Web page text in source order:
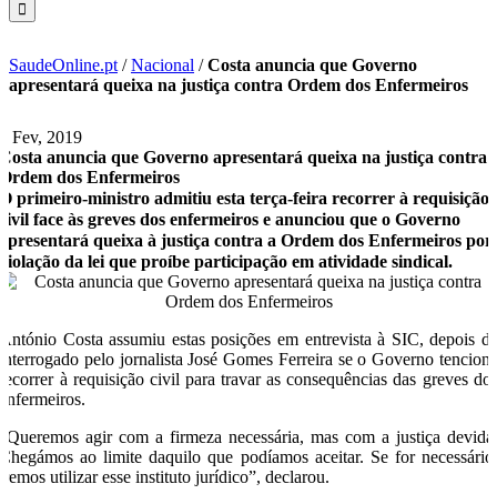
SaudeOnline.pt /Nacional /Costa anuncia que Governo
apresentará queixa na justiça contra Ordem dos Enfermeiros
6 Fev, 2019
Costa anuncia que Governo apresentará queixa na justiça contra
Ordem dos Enfermeiros
O primeiro-ministro admitiu esta terça-feira recorrer à requisição
civil face às greves dos enfermeiros e anunciou que o Governo
apresentará queixa à justiça contra a Ordem dos Enfermeiros por
violação da lei que proíbe participação em atividade sindical.
António Costa assumiu estas posições em entrevista à SIC, depois de
interrogado pelo jornalista José Gomes Ferreira se o Governo tenciona
recorrer à requisição civil para travar as consequências das greves dos
enfermeiros.
“Queremos agir com a firmeza necessária, mas com a justiça devida.
Chegámos ao limite daquilo que podíamos aceitar. Se for necessário,
iremos utilizar esse instituto jurídico”, declarou.